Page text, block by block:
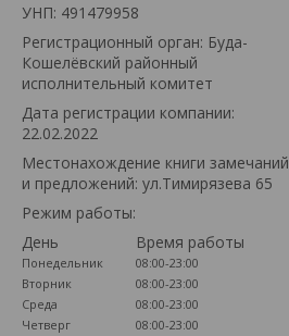
УНП: 491479958
Регистрационный орган: Буда-
Кошелёвский районный
исполнительный комитет
Дата регистрации компании:
22.02.2022
Местонахождение книги замечаний
и предложений: ул.Тимирязева 65
Режим работы:
День
Время работы
Понедельник
08:00-23:00
Вторник
08:00-23:00
Среда
08:00-23:00
Четверг
08:00-23:00